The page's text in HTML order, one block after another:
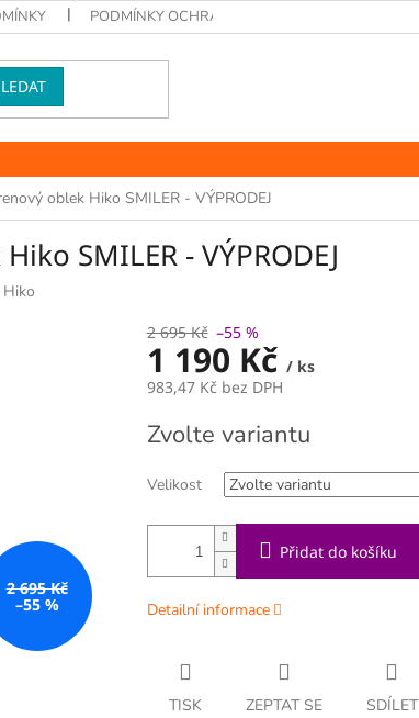
PODMÍNKY OCHRANY OSOBNÍCH ÚDAJŮ
oblek Hiko SMILER - VÝPRODEJ
SMILER - VÝPRODEJ
Hiko
2 695 Kč
–55 %
2 695 Kč –55 %
1 190 Kč / ks
983,47 Kč bez DPH
cena:
Zvolte variantu
Velikost
Přidat do košíku
Detailní informace
TISK ZEPTAT SE SDÍLET